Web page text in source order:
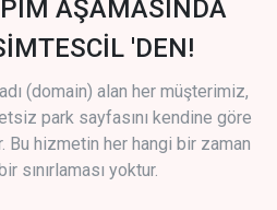
AŞAMASINDA
'DEN!
(domain) alan her müşterimiz,
park sayfasını kendine göre
Bu hizmetin her hangi bir zaman
sınırlaması yoktur.